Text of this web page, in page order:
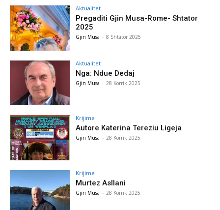
Aktualitet
Pregaditi Gjin Musa-Rome- Shtator
2025
Gjin Musa - 8 Shtator 2025
Aktualitet
Nga: Ndue Dedaj
Gjin Musa - 28 Korrik 2025
Krijime
Autore Katerina Tereziu Ligeja
Gjin Musa - 28 Korrik 2025
Krijime
Murtez Asllani
Gjin Musa - 28 Korrik 2025